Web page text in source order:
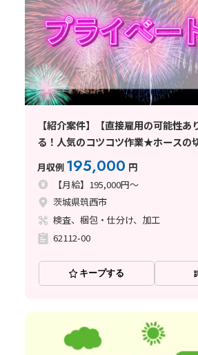
【紹介案件】【直接雇用の可能性あ
る！人気のコツコツ作業★ホースの
月収例 195,000 円
【月給】195,000円～
茨城県筑西市
検査、梱包・仕分け、加工
62112-00
キープする